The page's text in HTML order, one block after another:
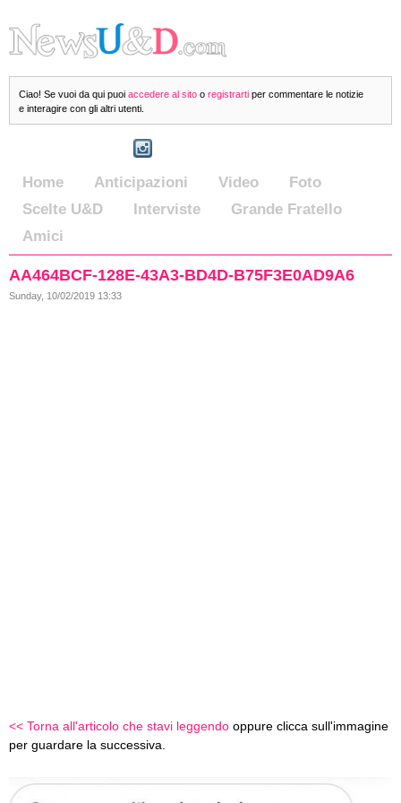
Ciao! Se vuoi da qui puoi accedere al sito o registrarti per commentare le notizie
e interagire con gli altri utenti.
Home Anticipazioni Video
Foto
Scelte U&D
Interviste
Grande Fratello
Amici
AA464BCF-128E-43A3-BD4D-B75F3E0AD9A6
Sunday, 10/02/2019 13:33
<< Torna all'articolo che stavi leggendo oppure clicca sull'immagine
per guardare la successiva.